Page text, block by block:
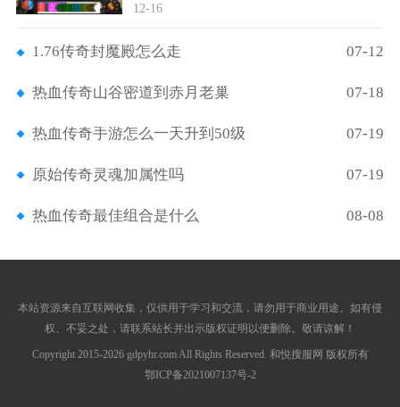
12-16
1.76传奇封魔殿怎么走 07-12
热血传奇山谷密道到赤月老巢 07-18
热血传奇手游怎么一天升到50级 07-19
原始传奇灵魂加属性吗 07-19
热血传奇最佳组合是什么 08-08
本站资源来自互联网收集，仅供用于学习和交流，请勿用于商业用途。如有侵
权、不妥之处，请联系站长并出示版权证明以便删除。敬请谅解！
Copyright 2015-2026 gdpyhr.com All Rights Reserved. 和悦搜服网 版权所有
鄂ICP备2021007137号-2